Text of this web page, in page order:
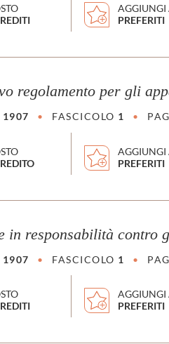
AGGIUNGI
PREFERITI
regolamento per gli
1907 • FASCICOLO 1 •
AGGIUNGI
PREFERITI
in responsabilità contro
1907 • FASCICOLO 1 •
AGGIUNGI
PREFERITI